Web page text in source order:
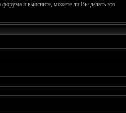
форума и выясните, можете ли Вы делать это.